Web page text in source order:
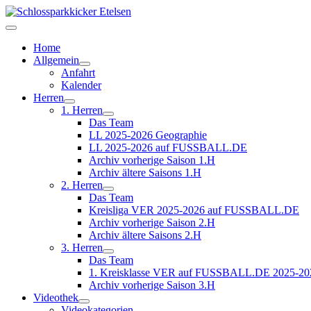
Home
Allgemein
Anfahrt
Kalender
Herren
1. Herren
Das Team
LL 2025-2026 Geographie
LL 2025-2026 auf FUSSBALL.DE
Archiv vorherige Saison 1.H
Archiv ältere Saisons 1.H
2. Herren
Das Team
Kreisliga VER 2025-2026 auf FUSSBALL.DE
Archiv vorherige Saison 2.H
Archiv ältere Saisons 2.H
3. Herren
Das Team
1. Kreisklasse VER auf FUSSBALL.DE 2025-
Archiv vorherige Saison 3.H
Videothek